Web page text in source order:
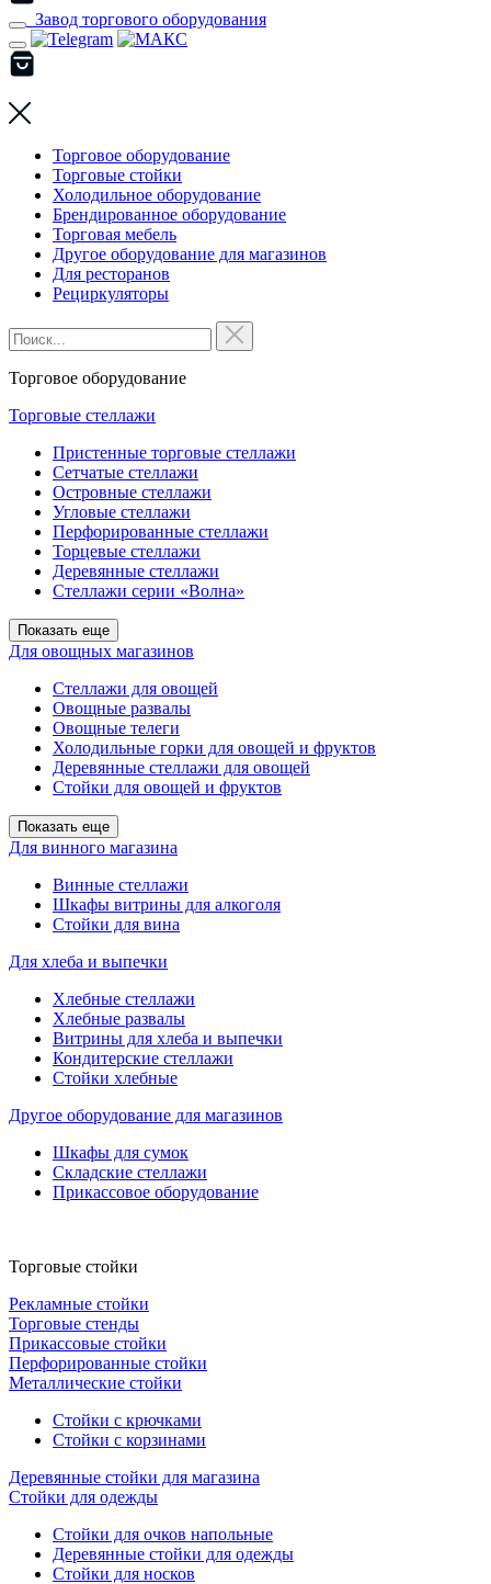
Завод торгового оборудования
Торговое оборудование
Торговые стойки
Холодильное оборудование
Брендированное оборудование
Торговая мебель
Другое оборудование для магазинов
Для ресторанов
Рециркуляторы
Торговое оборудование
Торговые стеллажи
Пристенные торговые стеллажи
Сетчатые стеллажи
Островные стеллажи
Угловые стеллажи
Перфорированные стеллажи
Торцевые стеллажи
Деревянные стеллажи
Стеллажи серии «Волна»
Показать еще
Для овощных магазинов
Стеллажи для овощей
Овощные развалы
Овощные телеги
Холодильные горки для овощей и фруктов
Деревянные стеллажи для овощей
Стойки для овощей и фруктов
Показать еще
Для винного магазина
Винные стеллажи
Шкафы витрины для алкоголя
Стойки для вина
Для хлеба и выпечки
Хлебные стеллажи
Хлебные развалы
Витрины для хлеба и выпечки
Кондитерские стеллажи
Стойки хлебные
Другое оборудование для магазинов
Шкафы для сумок
Складские стеллажи
Прикассовое оборудование
Торговые стойки
Рекламные стойки
Торговые стенды
Прикассовые стойки
Перфорированные стойки
Металлические стойки
Стойки с крючками
Стойки с корзинами
Деревянные стойки для магазина
Стойки для одежды
Стойки для очков напольные
Деревянные стойки для одежды
Стойки для носков